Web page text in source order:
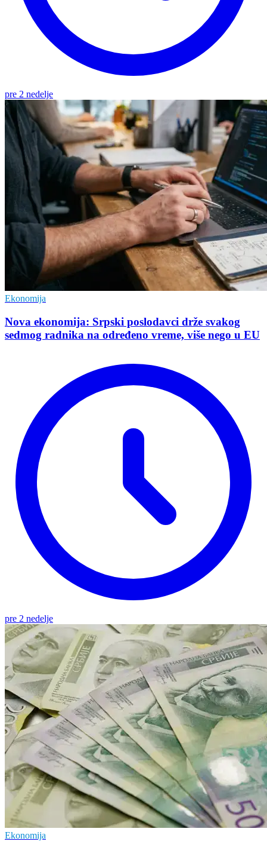
pre 2 nedelje
Ekonomija
Nova ekonomija: Srpski poslodavci drže svakog
sedmog radnika na određeno vreme, više nego u EU
pre 2 nedelje
Ekonomija